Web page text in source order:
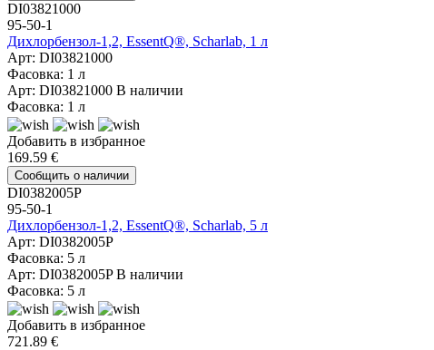
DI03821000
95-50-1
Дихлорбензол-1,2, EssentQ®, Scharlab, 1 л
Арт: DI03821000
Фасовка: 1 л
Арт: DI03821000 В наличии
Фасовка: 1 л
Добавить в избранное
169.59 €
Сообщить о наличии
DI0382005P
95-50-1
Дихлорбензол-1,2, EssentQ®, Scharlab, 5 л
Арт: DI0382005P
Фасовка: 5 л
Арт: DI0382005P В наличии
Фасовка: 5 л
Добавить в избранное
721.89 €